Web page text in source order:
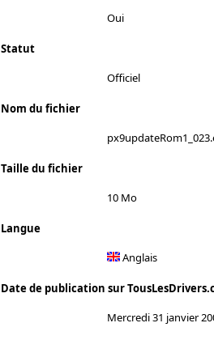
Oui
Statut
Officiel
Nom du fichier
Taille du fichier
10 Mo
Langue
Anglais
Date de publication sur
Mercredi 31 janvier